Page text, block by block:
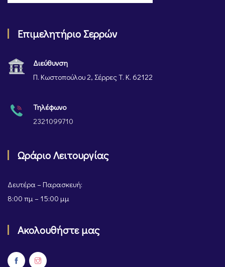
Επιμελητήριο Σερρών
Διεύθυνση
Π. Κωστοπούλου 2, Σέρρες Τ. Κ. 62122
Τηλέφωνο
2321099710
Ωράριο Λειτουργίας
Δευτέρα – Παρασκευή:
8:00 πμ – 15:00 μμ
Ακολουθήστε μας